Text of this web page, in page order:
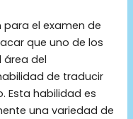
el examen de
que uno de los
del
de traducir
Esta habilidad es
una variedad de